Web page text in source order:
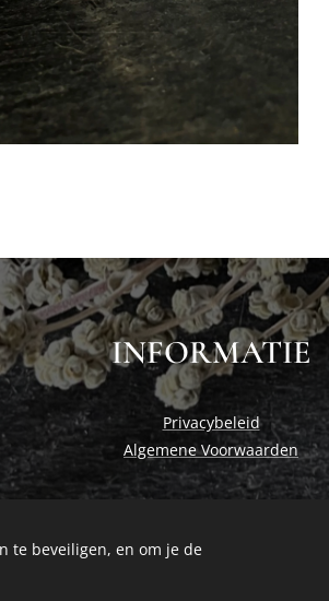
INFORMATIE
Privacybeleid
Algemene Voorwaarden
te beveiligen, en om je de